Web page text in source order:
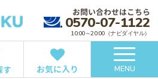
お問い合わせはこちら
0570-07-1122
10:00～20:00（ナビダイヤル）
す お気に入り MENU